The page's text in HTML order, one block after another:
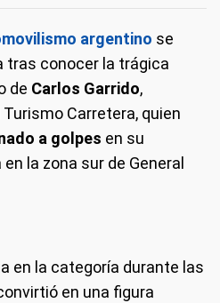
argentino se
tras conocer la trágica
de Carlos Garrido,
Carretera, quien
a golpes en su
la zona sur de General
en la categoría durante las
en una figura